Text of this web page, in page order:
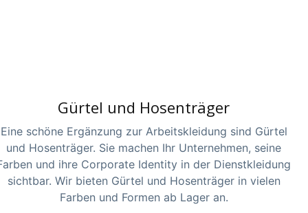
Gürtel und Hosenträger
Eine schöne Ergänzung zur Arbeitskleidung sind Gürtel
und Hosenträger. Sie machen Ihr Unternehmen, seine
und ihre Corporate Identity in der Dienstkleidung
sichtbar. Wir bieten Gürtel und Hosenträger in vielen
Farben und Formen ab Lager an.